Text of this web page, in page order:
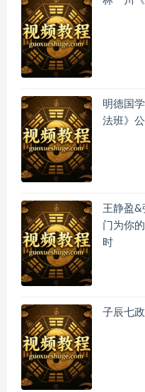
明德国
法班》
王静盈
门为你
时
子辰七